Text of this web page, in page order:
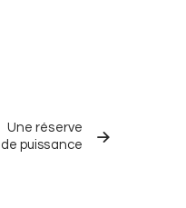
QUOTIDIEN
SUIVANT
Une réserve
de puissance